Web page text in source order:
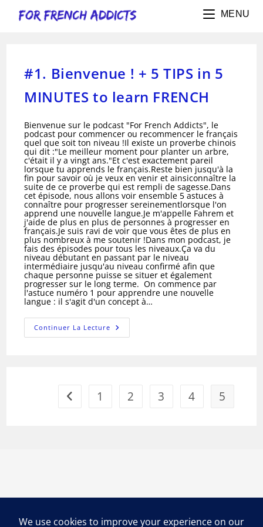
content
MENU
#1. Bienvenue ! + 5 TIPS in 5
MINUTES to learn FRENCH
Bienvenue sur le podcast "For French Addicts", le
podcast pour commencer ou recommencer le français
quel que soit ton niveau !Il existe un proverbe chinois
qui dit :"Le meilleur moment pour planter un arbre,
c'était il y a vingt ans."Et c'est exactement pareil
lorsque tu apprends le français.Reste bien jusqu'à la
fin pour savoir où je veux en venir et ainsiconnaître la
suite de ce proverbe qui est rempli de sagesse.Dans
cet épisode, nous allons voir ensemble 5 astuces à
connaître pour progresser sereinementlorsque l'on
apprend une nouvelle langue.Je m'appelle Fahrem et
j'aide de plus en plus de personnes à progresser en
français.Je suis ravi de voir que vous êtes de plus en
plus nombreux à me soutenir !Dans mon podcast, je
fais des épisodes pour tous les niveaux.Ça va du
niveau débutant en passant par le niveau
intermédiaire jusqu'au niveau confirmé afin que
chaque personne puisse se situer et également
progresser sur le long terme. On commence par
l'astuce numéro 1 pour apprendre une nouvelle
langue : il s'agit d'un concept à…
Continuer La Lecture #1.
Bienvenue
MINUTES
Go to the previous page
1 2 3 4 5
ON RESTE EN CONTACT ?